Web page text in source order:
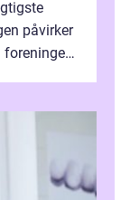
påvirker
foreningen